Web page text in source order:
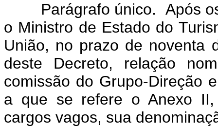
Parágrafo único. Após os
o Ministro de Estado do
União, no prazo de noventa
deste Decreto, relação
comissão do Grupo-Direção
a que se refere o Anexo II,
cargos vagos, sua